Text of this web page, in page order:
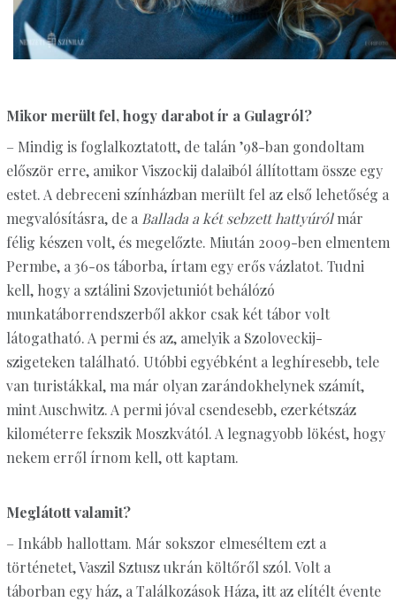
Mikor merült fel, hogy darabot ír a Gulagról?
– Mindig is foglalkoztatott, de talán ’98-ban gondoltam
először erre, amikor Viszockij dalaiból állítottam össze egy
estet. A debreceni színházban merült fel az első lehetőség a
megvalósításra, de a Ballada a két sebzett hattyúrólmár
félig készen volt, és megelőzte. Miután 2009-ben elmentem
Permbe, a 36-os táborba, írtam egy erős vázlatot. Tudni
kell, hogy a sztálini Szovjetuniót behálózó
munkatáborrendszerből akkor csak két tábor volt
látogatható. A permi és az, amelyik a Szoloveckij-
szigeteken található. Utóbbi egyébként a leghíresebb, tele
van turistákkal, ma már olyan zarándokhelynek számít,
mint Auschwitz. A permi jóval csendesebb, ezerkétszáz
kilométerre fekszik Moszkvától. A legnagyobb lökést, hogy
nekem erről írnom kell, ott kaptam.
Meglátott valamit?
– Inkább hallottam. Már sokszor elmeséltem ezt a
történetet, Vaszil Sztusz ukrán költőről szól. Volt a
táborban egy ház, a Találkozások Háza, itt az elítélt évente